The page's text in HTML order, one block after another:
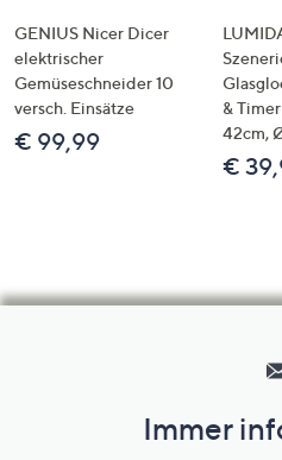
GENIUS Nicer Dicer
elektrischer
Gemüseschneider 10
versch. Einsätze
€ 99,99
&
42cm,
€
Immer